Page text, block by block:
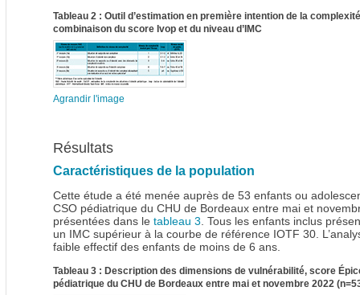
Tableau 2 : Outil d’estimation en première intention de la
combinaison du score Ivop et du niveau d’IMC
Agrandir l'image
Résultats
Caractéristiques de la population
Cette étude a été menée auprès de 53 enfants ou
CSO pédiatrique du CHU de Bordeaux entre mai et
présentées dans le tableau 3. Tous les enfants inclus
un IMC supérieur à la courbe de référence IOTF 30.
faible effectif des enfants de moins de 6 ans.
Tableau 3 : Description des dimensions de vulnérabilité, score
pédiatrique du CHU de Bordeaux entre mai et novembre 2022